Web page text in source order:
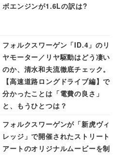
ボエンジンが1.6Lの訳は?
フォルクスワーゲン「ID.4」のリ
ヤモーター／リヤ駆動はどう凄い
のか、清水和夫流徹底チェック。
【高速道路ロングドライブ編】で
分かったことは「電費の良さ」
と、もうひとつは？
フォルクスワーゲンが「新虎ヴィ
レッジ」で開催されたストリート
アートのオリジナルムービーを制